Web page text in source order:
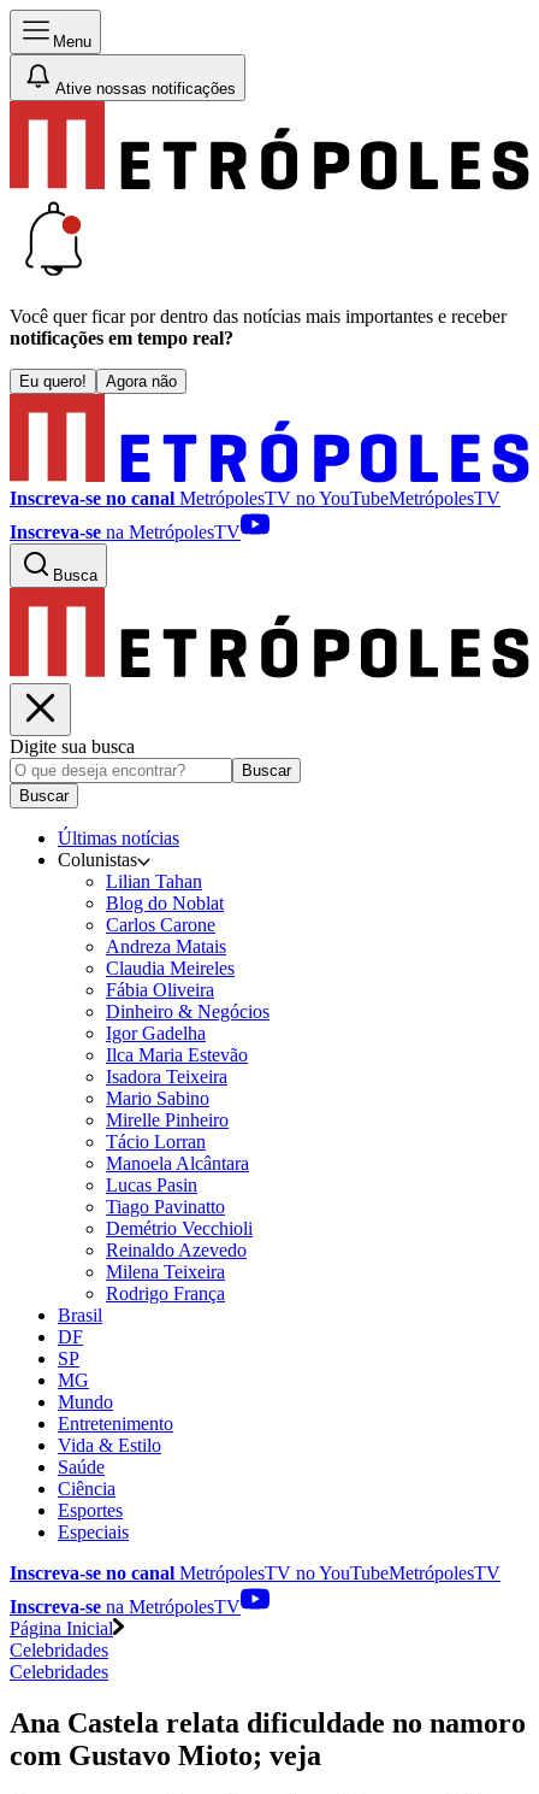
Menu
Ative nossas notificações
Você quer ficar por dentro das notícias mais importantes e receber
notificações em tempo real?
Eu quero! Agora não
Inscreva-se no canal MetrópolesTV noYouTubeMetrópolesTV
Inscreva-se na MetrópolesTV
Busca
Digite sua busca
Buscar
Buscar
Últimas notícias
Colunistas
Lilian Tahan
Blog do Noblat
Carlos Carone
Andreza Matais
Claudia Meireles
Fábia Oliveira
Dinheiro & Negócios
Igor Gadelha
Ilca Maria Estevão
Isadora Teixeira
Mario Sabino
Mirelle Pinheiro
Tácio Lorran
Manoela Alcântara
Lucas Pasin
Tiago Pavinatto
Demétrio Vecchioli
Reinaldo Azevedo
Milena Teixeira
Rodrigo França
Brasil
DF
SP
MG
Mundo
Entretenimento
Vida & Estilo
Saúde
Ciência
Esportes
Especiais
Inscreva-se no canal MetrópolesTV noYouTubeMetrópolesTV
Inscreva-se na MetrópolesTV
Página Inicial
Celebridades
Celebridades
Ana Castela relata dificuldade no namoro
com Gustavo Mioto; veja